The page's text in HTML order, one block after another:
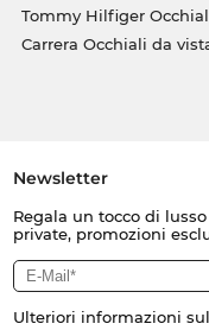
Tommy Hilfiger
Carrera Occhiali da
Newsletter
Regala un tocco di
private, promozioni
Ulteriori informazioni